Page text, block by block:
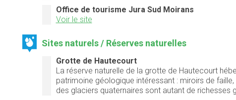
Office de tourisme Jura Sud Moirans
Voir le site
Sites naturels / Réserves naturelles
Grotte de Hautecourt
La réserve naturelle de la grotte de Hautecourt
patrimoine géologique intéressant : miroirs de
des glaciers quaternaires sont autant de